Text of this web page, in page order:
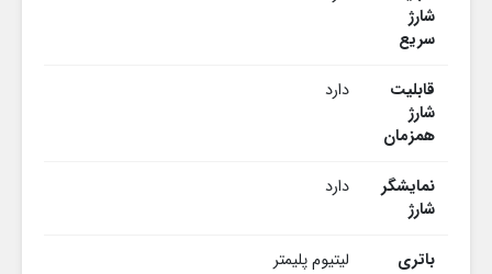
شارژ
سریع
قابلیت
شارژ
همزمان
دارد
نمایشگر
شارژ
دارد
باتری
لیتیوم پلیمتر